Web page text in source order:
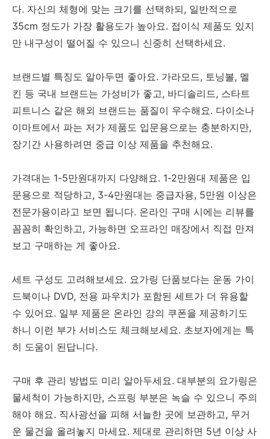
다. 자신의 체형에 맞는 크기를 선택하되, 일반적으로
35cm 정도가 가장 활용도가 높아요. 접이식 제품도 있지
만 내구성이 떨어질 수 있으니 신중히 선택하세요.
브랜드별 특징도 알아두면 좋아요. 가라모드, 토닝볼, 멜
킨 등 국내 브랜드는 가성비가 좋고, 바디솔리드, 스타트
피트니스 같은 해외 브랜드는 품질이 우수해요. 다이소나
이마트에서 파는 저가 제품도 입문용으로는 충분하지만,
장기간 사용하려면 중급 이상 제품을 추천해요.
가격대는 1-5만원대까지 다양해요. 1-2만원대 제품은 입
문용으로 적당하고, 3-4만원대는 중급자용, 5만원 이상은
전문가용이라고 보면 됩니다. 온라인 구매 시에는 리뷰를
꼼꼼히 확인하고, 가능하면 오프라인 매장에서 직접 만져
보고 구매하는 게 좋아요.
세트 구성도 고려해보세요. 요가링 단품보다는 운동 가이
드북이나 DVD, 전용 파우치가 포함된 세트가 더 유용할
수 있어요. 일부 제품은 온라인 강의 쿠폰을 제공하기도
하니 이런 부가 서비스도 체크해보세요. 초보자에게는 특
히 도움이 된답니다.
구매 후 관리 방법도 미리 알아두세요. 대부분의 요가링은
물세척이 가능하지만, 스프링 부분은 녹슬 수 있으니 주의
해야 해요. 직사광선을 피해 서늘한 곳에 보관하고, 무거
운 물건을 올려놓지 마세요. 제대로 관리하면 5년 이상 사